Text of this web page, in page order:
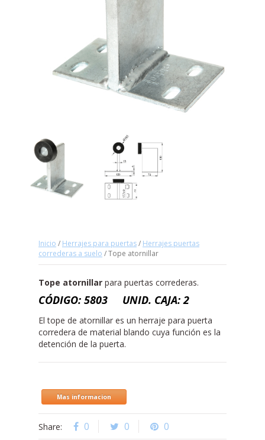
Inicio / Herrajes para puertas/ Herrajes puertas
correderas a suelo / Tope atornillar
Tope atornillar para puertas correderas.
CÓDIGO: 5803 UNID. CAJA: 2
El tope de atornillar es un herraje para puerta
corredera de material blando cuya función es la
detención de la puerta.
Mas informacion
Share: 0 0 0